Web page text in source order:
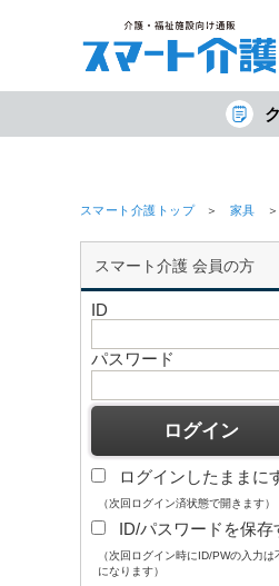
スマート介護トップ 家具
スマート介護 会員の方
ID
パスワード
ログインしたままに
（次回ログイン済状態で開きます）
ID/パスワードを保存
（次回ログイン時にID/PWの入力は
になります）